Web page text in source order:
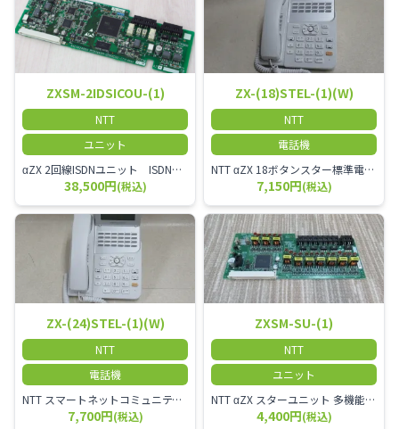
ZXSM-2IDSICOU-(1)
NTT
ユニット
αZX 2回線ISDNユニット ISDN回線を2本収容可能です。
38,500円(税込)
ZX-(18)STEL-(1)(W)
NTT
電話機
NTT αZX 18ボタンスター標準電話機(白)
7,150円(税込)
ZX-(24)STEL-(1)(W)
NTT
電話機
NTT スマートネットコミュニティαZX 24ボタンスター標準電話機
7,700円(税込)
ZXSM-SU-(1)
NTT
ユニット
NTT αZX スターユニット 多機能電話機ユニット
4,400円(税込)